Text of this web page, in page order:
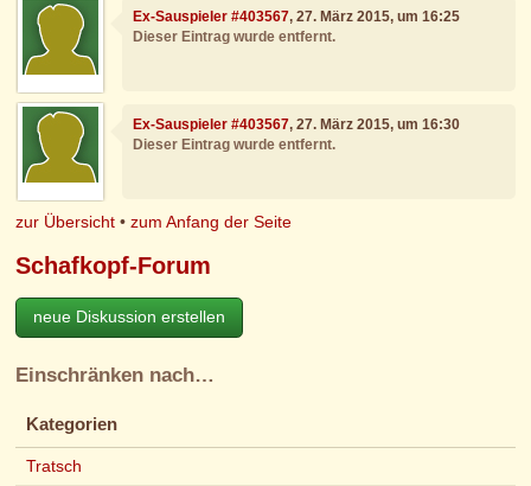
Ex-Sauspieler #403567, 27. März 2015, um 16:25
Dieser Eintrag wurde entfernt.
Ex-Sauspieler #403567, 27. März 2015, um 16:30
Dieser Eintrag wurde entfernt.
zur Übersicht •zum Anfang der Seite
Schafkopf-Forum
neue Diskussion erstellen
Einschränken nach…
Kategorien
Tratsch